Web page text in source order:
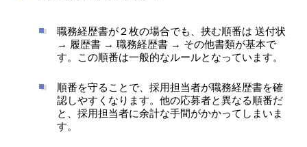
職務経歴書が２枚の場合でも、挟む順番は 送付状
→ 履歴書 → 職務経歴書 → その他書類が基本で
す。この順番は一般的なルールとなっています。
順番を守ることで、採用担当者が職務経歴書を確
認しやすくなります。他の応募者と異なる順番だ
と、採用担当者に余計な手間がかかってしまいま
す。